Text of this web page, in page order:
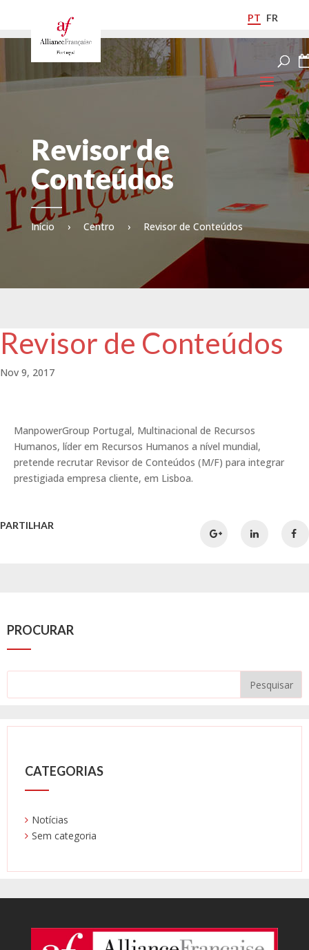
PT FR
Revisor de
Conteúdos
Início › Centro › Revisor de Conteúdos
Revisor de Conteúdos
Nov 9, 2017
ManpowerGroup Portugal, Multinacional de Recursos
Humanos, líder em Recursos Humanos a nível mundial,
pretende recrutar Revisor de Conteúdos (M/F) para integrar
prestigiada empresa cliente, em Lisboa.
PARTILHAR
PROCURAR
CATEGORIAS
Notícias
Sem categoria